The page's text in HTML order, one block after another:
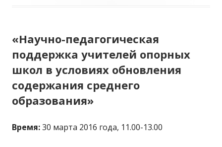
«Научно-педагогическая
поддержка учителей опорных
школ в условиях обновления
содержания среднего
образования»
Время:30 марта 2016 года, 11.00-13.00